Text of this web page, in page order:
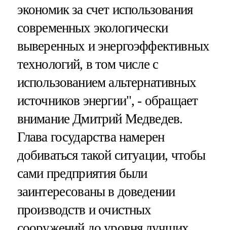
экономик за счет использования
современных экологически
выверенных и энергоэффективных
технологий, в том числе с
использованием альтернативных
источников энергии", - обращает
внимание Дмитрий Медведев.
Глава государства намерен
добиваться такой ситуации, чтобы
сами предприятия были
заинтересованы в доведении
производств и очистных